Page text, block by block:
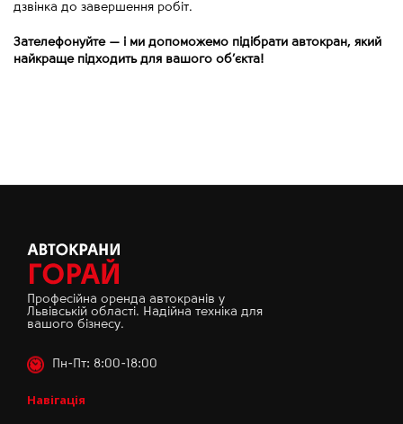
дзвінка до завершення робіт.
Зателефонуйте — і ми допоможемо підібрати автокран, який
найкраще підходить для вашого об’єкта!
Професійна оренда автокранів у
Львівській області. Надійна техніка для
вашого бізнесу.
Пн-Пт: 8:00-18:00
Навігація